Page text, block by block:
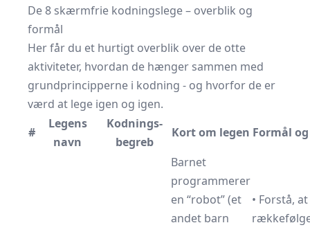
De 8 skærmfrie kodningslege – overblik og
formål
Her får du et hurtigt overblik over de otte
aktiviteter, hvordan de hænger sammen med
grundprincipperne i kodning - og hvorfor de er
værd at lege igen og igen.
#
Legens
navn
Kodnings­
begreb
Kort om legen Formål
Barnet
programmerer
en “robot” (et
andet barn
• Forstå, at